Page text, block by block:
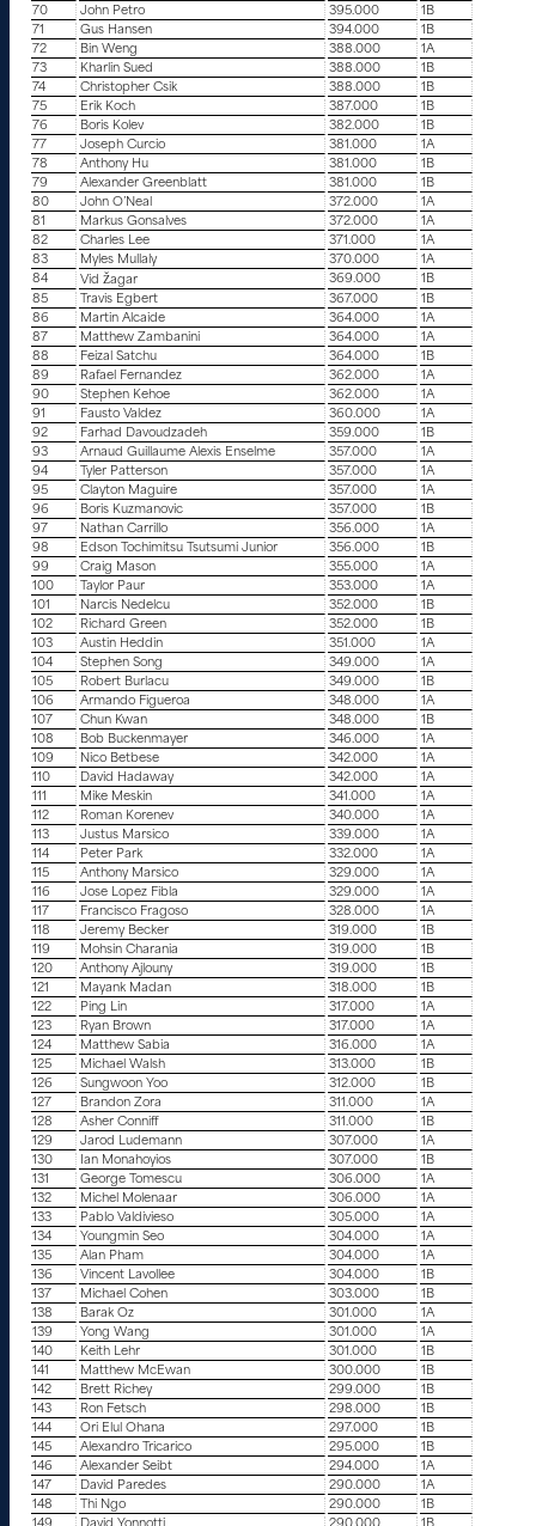
70
John Petro 395.000
1B
71
Gus Hansen 394.000
1B
72
Bin Weng 388.000
1A
73
Kharlin Sued 388.000
1B
74
Christopher Csik 388.000
1B
75
Erik Koch 387.000
1B
76
Boris Kolev 382.000
1B
77
Joseph Curcio 381.000
1A
78
Anthony Hu 381.000
1B
79
Alexander Greenblatt 381.000
1B
80
John O’Neal 372.000
1A
81
Markus Gonsalves 372.000
1A
82
Charles Lee 371.000
1A
83
Myles Mullaly 370.000
1A
84
Vid Žagar 369.000
1B
85
Travis Egbert 367.000
1B
86
Martin Alcaide 364.000
1A
87
Matthew Zambanini 364.000
1A
88
Feizal Satchu 364.000
1B
89
Rafael Fernandez 362.000
1A
90
Stephen Kehoe 362.000
1A
91
Fausto Valdez 360.000
1A
92
Farhad Davoudzadeh 359.000
1B
93
Arnaud Guillaume Alexis Enselme 357.000
1A
94
Tyler Patterson 357.000
1A
95
Clayton Maguire 357.000
1A
96
Boris Kuzmanovic 357.000
1B
97
Nathan Carrillo 356.000
1A
98
Edson Tochimitsu Tsutsumi Junior 356.000
1B
99
Craig Mason 355.000
1A
100
Taylor Paur 353.000
1A
101
Narcis Nedelcu 352.000
1B
102
Richard Green 352.000
1B
103
Austin Heddin 351.000
1A
104
Stephen Song 349.000
1A
105
Robert Burlacu 349.000
1B
106
Armando Figueroa 348.000
1A
107
Chun Kwan 348.000
1B
108
Bob Buckenmayer 346.000
1A
109
Nico Betbese 342.000
1A
110
David Hadaway 342.000
1A
111
Mike Meskin 341.000
1A
112
Roman Korenev 340.000
1A
113
Justus Marsico 339.000
1A
114
Peter Park 332.000
1A
115
Anthony Marsico 329.000
1A
116
Jose Lopez Fibla 329.000
1A
117
Francisco Fragoso 328.000
1A
118
Jeremy Becker 319.000
1B
119
Mohsin Charania 319.000
1B
120
Anthony Ajlouny 319.000
1B
121
Mayank Madan 318.000
1B
122
Ping Lin 317.000
1A
123
Ryan Brown 317.000
1A
124
Matthew Sabia 316.000
1A
125
Michael Walsh 313.000
1B
126
Sungwoon Yoo 312.000
1B
127
Brandon Zora 311.000
1A
128
Asher Conniff 311.000
1B
129
Jarod Ludemann 307.000
1A
130
Ian Monahoyios 307.000
1B
131
George Tomescu 306.000
1A
132
Michel Molenaar 306.000
1A
133
Pablo Valdivieso 305.000
1A
134
Youngmin Seo 304.000
1A
135
Alan Pham 304.000
1A
136
Vincent Lavollee 304.000
1B
137
Michael Cohen 303.000
1B
138
Barak Oz 301.000
1A
139
Yong Wang 301.000
1A
140
Keith Lehr 301.000
1B
141
Matthew McEwan 300.000
1B
142
Brett Richey 299.000
1B
143
Ron Fetsch 298.000
1B
144
Ori Elul Ohana 297.000
1B
145
Alexandro Tricarico 295.000
1B
146
Alexander Seibt 294.000
1A
147
David Paredes 290.000
1A
148
Thi Ngo 290.000
1B